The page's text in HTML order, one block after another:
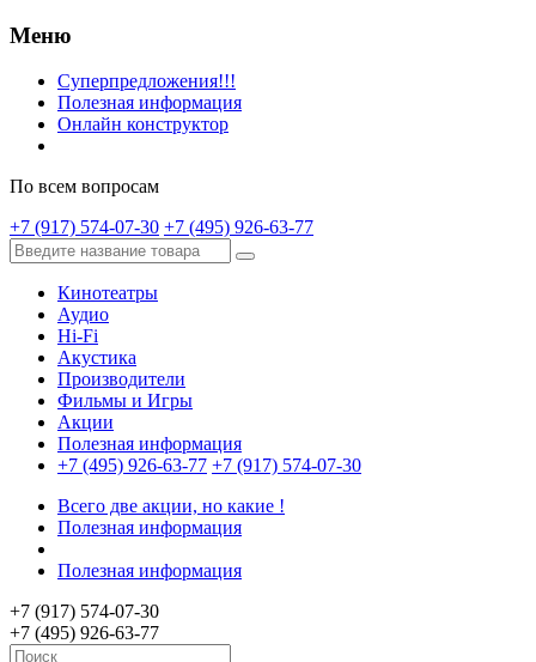
Меню
Суперпредложения!!!
Полезная информация
Онлайн конструктор
По всем вопросам
+7 (917) 574-07-30 +7 (495) 926-63-77
Кинотеатры
Аудио
Hi-Fi
Акустика
Производители
Фильмы и Игры
Акции
Полезная информация
+7 (495) 926-63-77 +7 (917) 574-07-30
Всего две акции, но какие !
Полезная информация
Полезная информация
+7 (917) 574-07-30
+7 (495) 926-63-77